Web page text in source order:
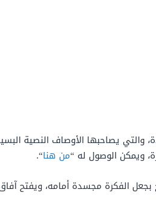
والتي يصاحبها الأوصاف النصية
ويمكن الوصول له “من هنا“.
بجعل الفكرة مجسدة أمامه، ويفتح